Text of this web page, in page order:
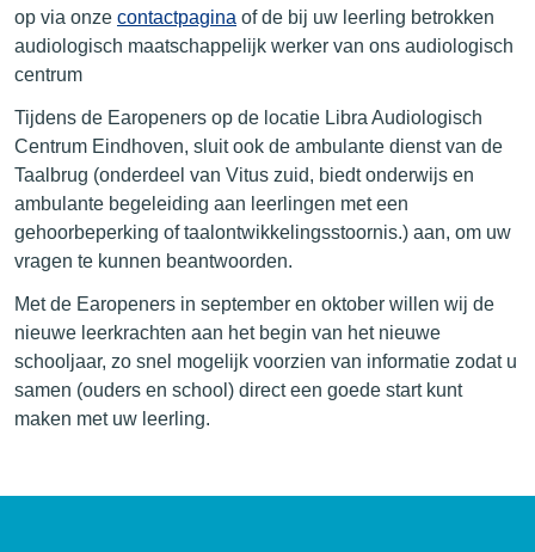
op via onze contactpagina of de bij uw leerling betrokken
audiologisch maatschappelijk werker van ons audiologisch
centrum
Tijdens de Earopeners op de locatie Libra Audiologisch
Centrum Eindhoven, sluit ook de ambulante dienst van de
Taalbrug (onderdeel van Vitus zuid, biedt onderwijs en
ambulante begeleiding aan leerlingen met een
gehoorbeperking of taalontwikkelingsstoornis.) aan, om uw
vragen te kunnen beantwoorden.
Met de Earopeners in september en oktober willen wij de
nieuwe leerkrachten aan het begin van het nieuwe
schooljaar, zo snel mogelijk voorzien van informatie zodat u
samen (ouders en school) direct een goede start kunt
maken met uw leerling.